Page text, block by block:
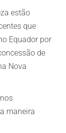
estão
que
Equador por
de
Nova
maneira